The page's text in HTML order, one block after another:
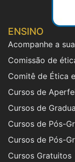
ENSINO
Acompanhe a
Comissão de
Comitê de Ética
Cursos de
Cursos de
Cursos de Pós-
Cursos de Pós-
Cursos Gratuitos